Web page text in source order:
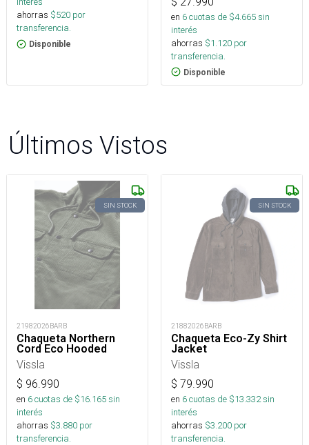
ahorras $520 por
transferencia.
Disponible
en 6cuotas de $4.665sin
interés
ahorras $1.120 por
transferencia.
Disponible
Últimos Vistos
SIN STOCK
21982026BARB
Chaqueta Northern
Cord Eco Hooded
Vissla
$ 96.990
en 6cuotas de $16.165sin
interés
ahorras $3.880 por
transferencia.
SIN STOCK
21882026BARB
Chaqueta Eco-Zy Shirt
Jacket
Vissla
$ 79.990
en 6cuotas de $13.332sin
interés
ahorras $3.200 por
transferencia.